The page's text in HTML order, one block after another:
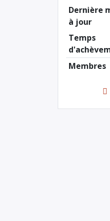
Dernière
à jour
Temps
Membres